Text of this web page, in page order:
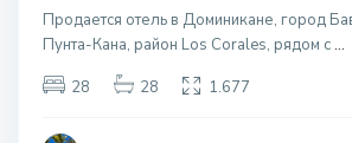
Продается отель в Доминикане, город
Пунта-Кана, район Los Corales, рядом с...
28
28 1.677